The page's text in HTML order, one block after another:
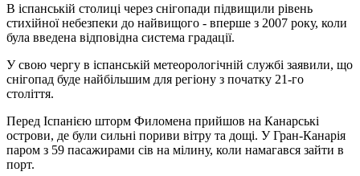
В іспанській столиці через снігопади підвищили рівень
стихійної небезпеки до найвищого - вперше з 2007 року, коли
була введена відповідна система градації.
У свою чергу в іспанській метеорологічній службі заявили, що
снігопад буде найбільшим для регіону з початку 21-го
століття.
Перед Іспанією шторм Филомена прийшов на Канарські
острови, де були сильні пориви вітру та дощі. У Гран-Канарія
паром з 59 пасажирами сів на мілину, коли намагався зайти в
порт.